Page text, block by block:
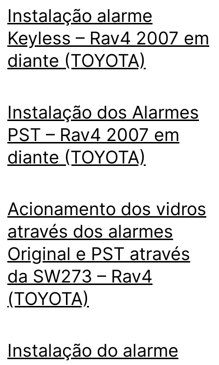
Instalação alarme
Keyless – Rav4 2007 em
diante (TOYOTA)
Instalação dos Alarmes
PST – Rav4 2007 em
diante (TOYOTA)
Acionamento dos vidros
através dos alarmes
Original e PST através
da SW273 – Rav4
(TOYOTA)
Instalação do alarme